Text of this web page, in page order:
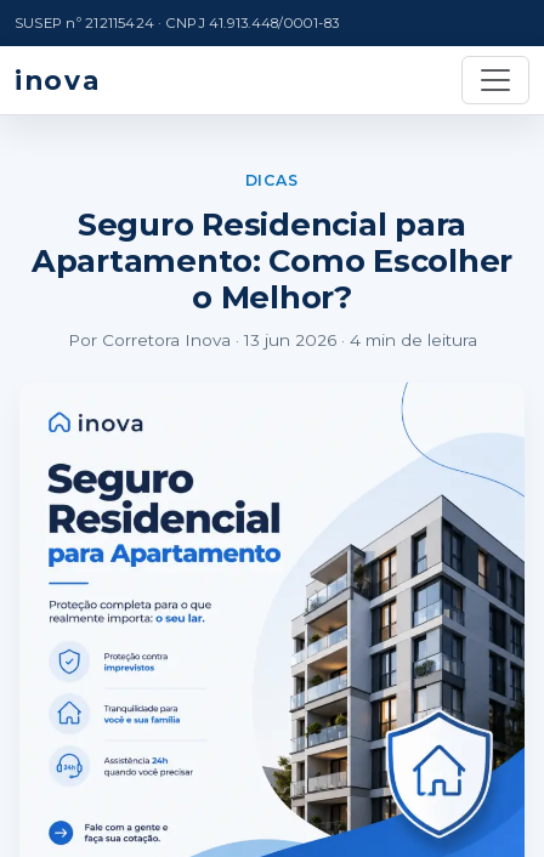
SUSEP nº 212115424 · CNPJ 41.913.448/0001-83
inova
DICAS
Seguro Residencial para
Apartamento: Como Escolher
o Melhor?
Por Corretora Inova · 13 jun 2026 · 4 min de leitura